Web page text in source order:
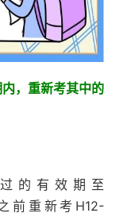
，重新考其中的
过的有效期至
前重新考H12-